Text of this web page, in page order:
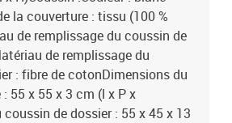
la couverture : tissu (100 %
de remplissage du coussin de
de remplissage du
: fibre de cotonDimensions du
55 x 55 x 3 cm (l x P x
de dossier : 55 x 45 x 13